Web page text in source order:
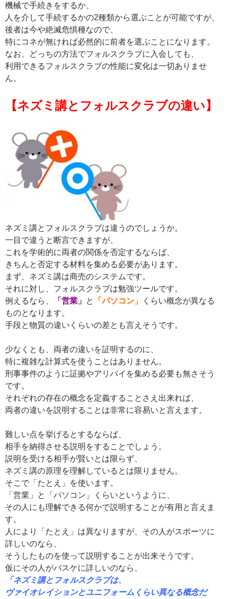
機械で手続きをするか、
人を介して手続するかの2種類から選ぶことが可能ですが、
後者は今や絶滅危惧種なので、
特にコネが無ければ必然的に前者を選ぶことになります。
なお、どっちの方法でフォルスクラブに入会しても、
利用できるフォルスクラブの性能に変化は一切ありませ
ん。
【ネズミ講とフォルスクラブの違い】
ネズミ講とフォルスクラブは違うのでしょうか。
一目で違うと断言できますが、
これを学術的に両者の関係を否定するならば、
きちんと否定する材料を集める必要があります。
まず、ネズミ講は商売のシステムです。
それに対し、フォルスクラブは勉強ツールです。
例えるなら、
「営業」 と 「パソコン」
くらい概念が異なる
ものとなります。
手段と物質の違いくらいの差とも言えそうです。
少なくとも、両者の違いを証明するのに、
特に複雑な計算式を使うことはありません。
刑事事件のように証拠やアリバイを集める必要も無さそう
です。
それぞれの存在の概念を定義することさえ出来れば、
両者の違いを説明することは非常に容易いと言えます。
難しい点を挙げるとするならば、
相手を納得させる説明をすることでしょう。
説明を受ける相手が賢いとは限らず、
ネズミ講の原理を理解しているとは限りません。
そこで「たとえ」を使います。
「営業」と「パソコン」くらいというように、
その人にも理解できる何かで説明することが有用と言えま
す。
人により「たとえ」は異なりますが、その人がスポーツに
詳しいのなら、
そうしたものを使って説明することが出来そうです。
仮にその人がバスケに詳しいのなら、
「ネズミ講とフォルスクラブは、
ヴァイオレイションとユニフォームくらい異なる概念だ